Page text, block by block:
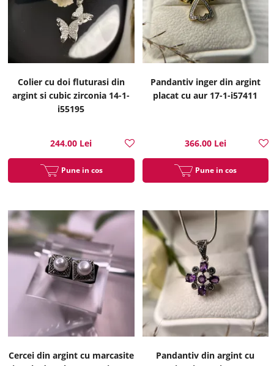
Colier cu doi fluturasi din
argint si cubic zirconia 14-1-
i55195
244.00 Lei
Pune in cos
Pandantiv inger din argint
placat cu aur 17-1-i57411
366.00 Lei
Pune in cos
Cercei din argint cu marcasite
Pandantiv din argint cu